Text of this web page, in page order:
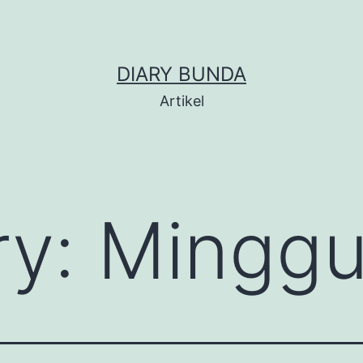
DIARY BUNDA
Artikel